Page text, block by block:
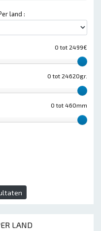
land :
0 tot 2499€
0 tot 24620gr.
0 tot 460mm
LAND